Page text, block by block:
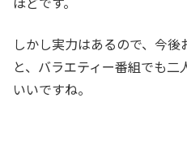
しかし実力はあるので、今
と、バラエティー番組でも
いいですね。